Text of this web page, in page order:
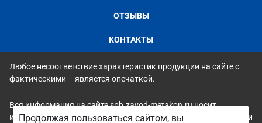
ОТЗЫВЫ
КОНТАКТЫ
Любое несоответствие характеристик продукции на сайте с
фактическими – является опечаткой.
Вся информация на сайте spb.zavod-metakon.ru носит
исключительно ознакомительный и справочный характер и ни
Продолжая пользоваться сайтом, вы